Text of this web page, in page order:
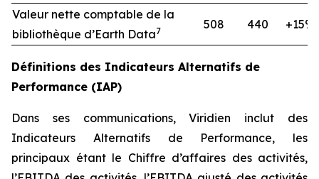
Valeur nette comptable de la
bibliothèque d’Earth Data7 508 440 +15%
Définitions des Indicateurs Alternatifs de
Performance (IAP)
Dans ses communications, Viridien inclut des
Indicateurs Alternatifs de Performance, les
principaux étant le Chiffre d’affaires des activités,